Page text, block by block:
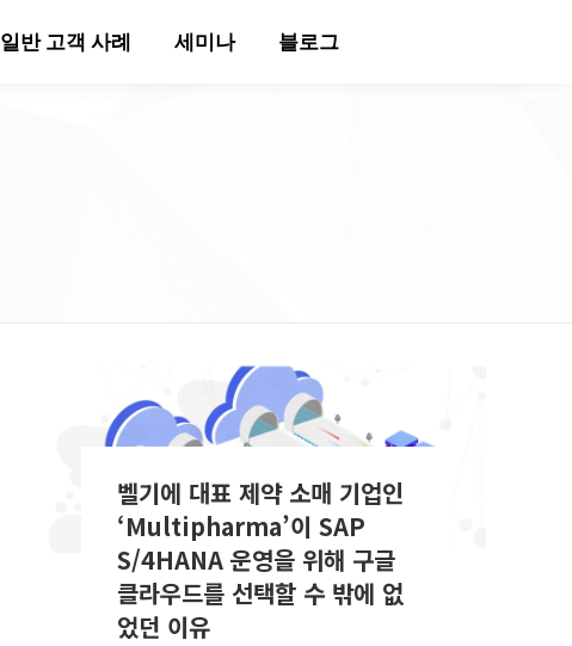
일반 고객 사례 세미나 블로그
벨기에 대표 제약 소매 기업인
‘Multipharma’이 SAP
S/4HANA 운영을 위해 구글
클라우드를 선택할 수 밖에 없
었던 이유